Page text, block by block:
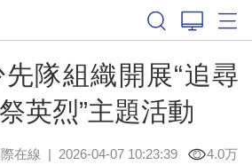
隊組織開展“追尋
英烈”主題活動
在線 | 2026-04-07 10:23:39 4.0万